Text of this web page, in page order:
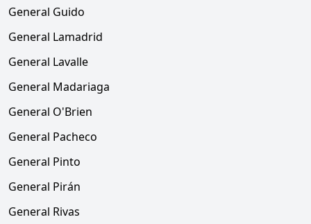
General Guido
General Lamadrid
General Lavalle
General Madariaga
General O'Brien
General Pacheco
General Pinto
General Pirán
General Rivas